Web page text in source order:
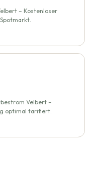
– Kostenloser
Velbert –
optimal tarifiert.